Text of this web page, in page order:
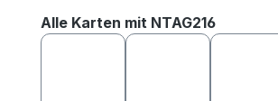
Produktgalerie überspringen
Alle Karten mit NTAG216